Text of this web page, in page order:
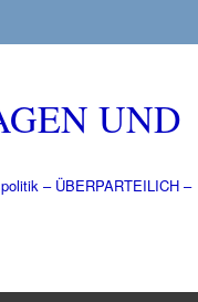
UND
– ÜBERPARTEILICH –